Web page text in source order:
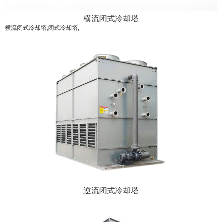
横流闭式冷却塔
横流闭式冷却塔,闭式冷却塔,
逆流闭式冷却塔